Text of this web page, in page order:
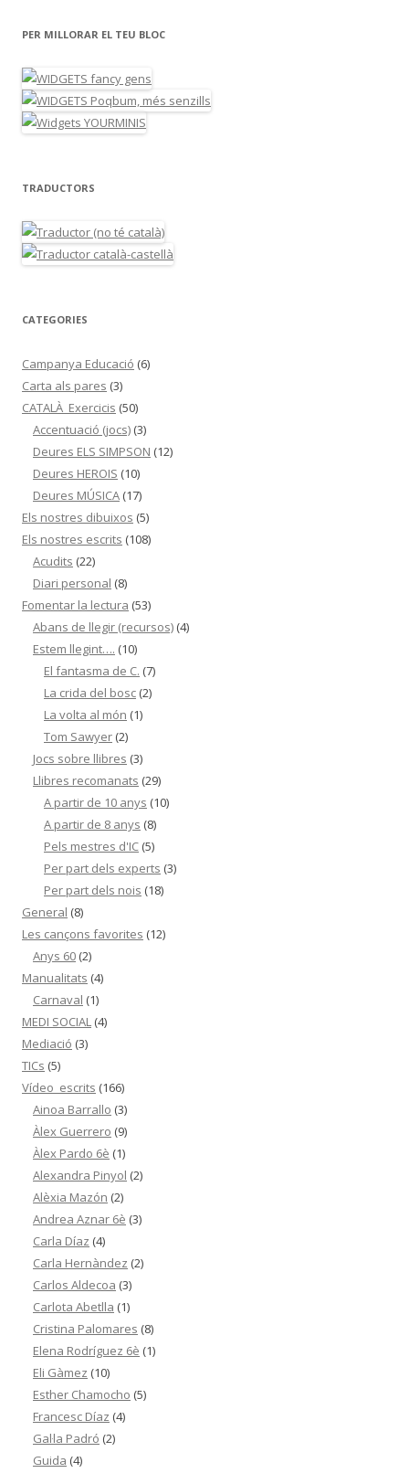
PER MILLORAR EL TEU BLOC
TRADUCTORS
CATEGORIES
Campanya Educació (6)
Carta als pares (3)
CATALÀ_Exercicis (50)
Accentuació (jocs) (3)
Deures ELS SIMPSON (12)
Deures HEROIS (10)
Deures MÚSICA (17)
Els nostres dibuixos (5)
Els nostres escrits (108)
Acudits (22)
Diari personal (8)
Fomentar la lectura (53)
Abans de llegir (recursos) (4)
Estem llegint…. (10)
El fantasma de C. (7)
La crida del bosc (2)
La volta al món (1)
Tom Sawyer (2)
Jocs sobre llibres (3)
Llibres recomanats (29)
A partir de 10 anys (10)
A partir de 8 anys (8)
Pels mestres d'IC (5)
Per part dels experts (3)
Per part dels nois (18)
General (8)
Les cançons favorites (12)
Anys 60 (2)
Manualitats (4)
Carnaval (1)
MEDI SOCIAL (4)
Mediació (3)
TICs (5)
Vídeo_escrits (166)
Ainoa Barrallo (3)
Àlex Guerrero (9)
Àlex Pardo 6è (1)
Alexandra Pinyol (2)
Alèxia Mazón (2)
Andrea Aznar 6è (3)
Carla Díaz (4)
Carla Hernàndez (2)
Carlos Aldecoa (3)
Carlota Abetlla (1)
Cristina Palomares (8)
Elena Rodríguez 6è (1)
Eli Gàmez (10)
Esther Chamocho (5)
Francesc Díaz (4)
Gal·la Padró (2)
Guida (4)